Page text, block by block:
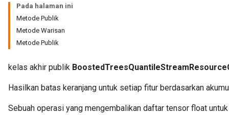
Pada halaman ini
Metode Publik
Metode Warisan
Metode Publik
kelas akhir publik
Hasilkan batas keranjang untuk setiap fitur berdasarkan
Sebuah operasi yang mengembalikan daftar tensor float